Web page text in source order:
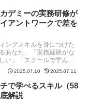
デミーの実務研修が
アントワークで差を
ングスキルを身につけた
あなた。「実務経験がな
い」「スクールで学んで
い」そんな悩みを抱えて
は、多くの人が同じよう
います。ワナビーアカデ
なら、そ...
2025.07.10 2025.07.11
で学べるスキル（58
解説